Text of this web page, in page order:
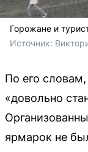
Горожане и
Источник:
По его
«довольно
ярмарок не